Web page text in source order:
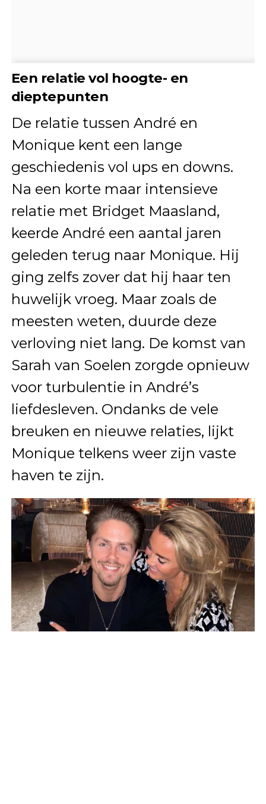
Een relatie vol hoogte- en
dieptepunten
De relatie tussen André en
Monique kent een lange
geschiedenis vol ups en downs.
Na een korte maar intensieve
relatie met Bridget Maasland,
keerde André een aantal jaren
geleden terug naar Monique. Hij
ging zelfs zover dat hij haar ten
huwelijk vroeg. Maar zoals de
meesten weten, duurde deze
verloving niet lang. De komst van
Sarah van Soelen zorgde opnieuw
voor turbulentie in André’s
liefdesleven. Ondanks de vele
breuken en nieuwe relaties, lijkt
Monique telkens weer zijn vaste
haven te zijn.